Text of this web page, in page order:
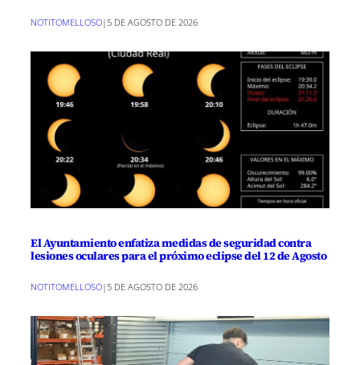
NOTITOMELLOSO| 5 DE AGOSTO DE 2026
El Ayuntamiento enfatiza medidas de seguridad contra
lesiones oculares para el próximo eclipse del 12 de Agosto
NOTITOMELLOSO| 5 DE AGOSTO DE 2026